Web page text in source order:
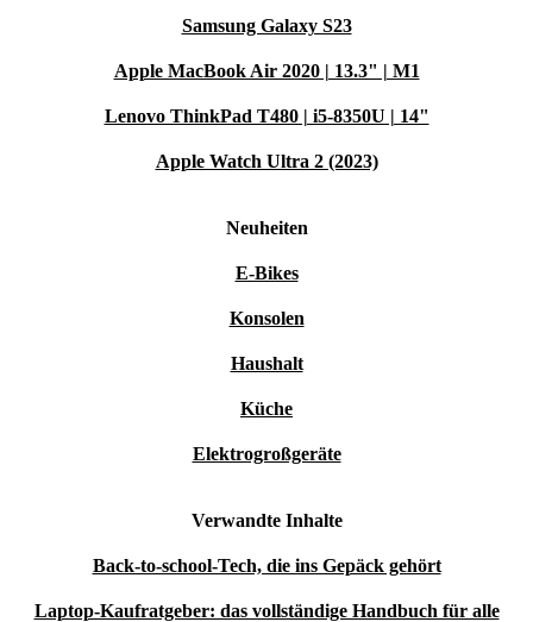
Samsung Galaxy S23
Apple MacBook Air 2020 | 13.3" | M1
Lenovo ThinkPad T480 | i5-8350U | 14"
Apple Watch Ultra 2 (2023)
Neuheiten
E-Bikes
Konsolen
Haushalt
Küche
Elektrogroßgeräte
Verwandte Inhalte
Back-to-school-Tech, die ins Gepäck gehört
Laptop-Kaufratgeber: das vollständige Handbuch für alle